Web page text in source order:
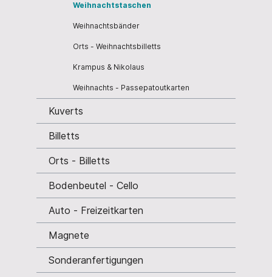
Weihnachtstaschen
Weihnachtsbänder
Orts - Weihnachtsbilletts
Krampus & Nikolaus
Weihnachts - Passepatoutkarten
Kuverts
Billetts
Orts - Billetts
Bodenbeutel - Cello
Auto - Freizeitkarten
Magnete
Sonderanfertigungen